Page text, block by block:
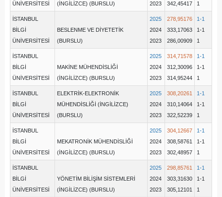
ÜNİVERSİTESİ
(İNGİLİZCE) (BURSLU)
2023
342,45417
1
İSTANBUL
BİLGİ
ÜNİVERSİTESİ
BESLENME VE DİYETETİK
(BURSLU)
2025
2024
2023
278,95176
333,17063
286,00909
1-1
1-1
1
İSTANBUL
BİLGİ
ÜNİVERSİTESİ
MAKİNE MÜHENDİSLİĞİ
(İNGİLİZCE) (BURSLU)
2025
2024
2023
314,71578
312,30096
314,95244
1-1
1-1
1
İSTANBUL
BİLGİ
ÜNİVERSİTESİ
ELEKTRİK-ELEKTRONİK
MÜHENDİSLİĞİ (İNGİLİZCE)
(BURSLU)
2025
2024
2023
308,20261
310,14064
322,52239
1-1
1-1
1
İSTANBUL
BİLGİ
ÜNİVERSİTESİ
MEKATRONİK MÜHENDİSLİĞİ
(İNGİLİZCE) (BURSLU)
2025
2024
2023
304,12667
308,58761
302,48957
1-1
1-1
1
İSTANBUL
BİLGİ
ÜNİVERSİTESİ
YÖNETİM BİLİŞİM SİSTEMLERİ
(İNGİLİZCE) (BURSLU)
2025
2024
2023
298,85761
303,31630
305,12101
1-1
1-1
1